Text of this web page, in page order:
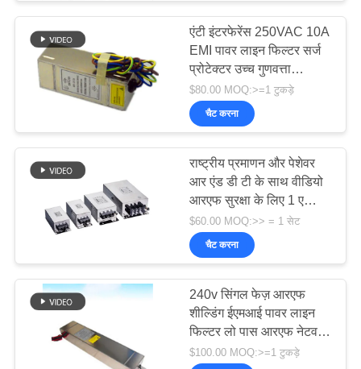
हनीकॉम्ब एयर वेंट
आरएफ सुरक्षा बॉक्स
17
एंटी इंटरफेरेंस 250VAC 10A
EMI पावर लाइन फिल्टर सर्ज
प्रोटेक्टर उच्च गुणवत्ता
एमआरआई आरएफ केज
$80.00 MOQ:>=1 टुकड़े
चैट करना
राष्ट्रीय प्रमाणन और पेशेवर
आर एंड डी टी के साथ वीडियो
आरएफ सुरक्षा के लिए 1 ए
ईएमआई पावर लाइन फिल्टर
$60.00 MOQ:>> = 1 सेट
चैट करना
240v सिंगल फेज़ आरएफ
शील्डिंग ईएमआई पावर लाइन
फिल्टर लो पास आरएफ नेटवर्क
आरएफ शील्डेड रूम
$100.00 MOQ:>=1 टुकड़े